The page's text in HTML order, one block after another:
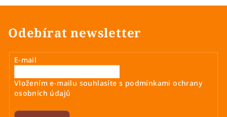
Odebírat newsletter
E-mail
Vložením e-mailu souhlasíte s podmínkami ochrany
osobních údajů